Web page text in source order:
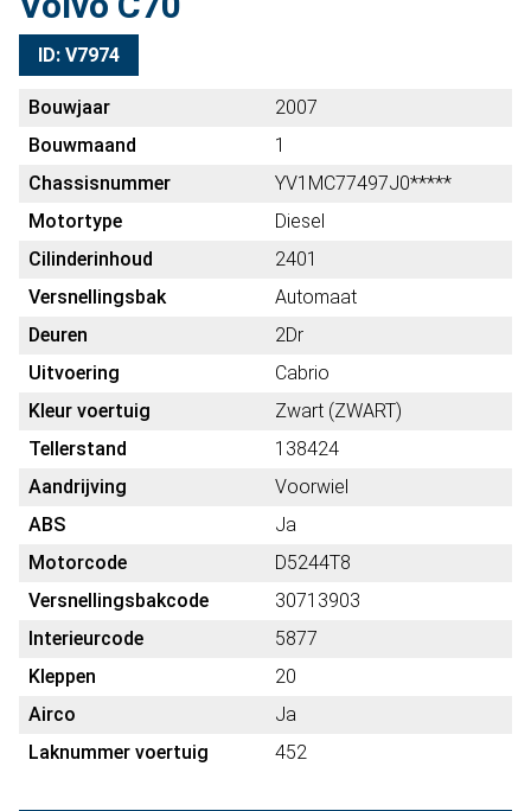
ID: V7974
Bouwjaar
2007
Bouwmaand
1
Chassisnummer
YV1MC77497J0*****
Motortype
Diesel
Cilinderinhoud
2401
Versnellingsbak
Automaat
Deuren
2Dr
Uitvoering
Cabrio
Kleur voertuig
Zwart (ZWART)
Tellerstand
138424
Aandrijving
Voorwiel
ABS
Ja
Motorcode
D5244T8
Versnellingsbakcode
30713903
Interieurcode
5877
Kleppen
20
Airco
Ja
Laknummer voertuig
452